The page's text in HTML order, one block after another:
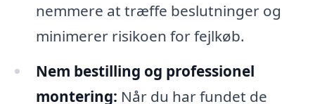
nemmere at træffe beslutninger og
minimerer risikoen for fejlkøb.
Nem bestilling og professionel
montering: Når du har fundet de